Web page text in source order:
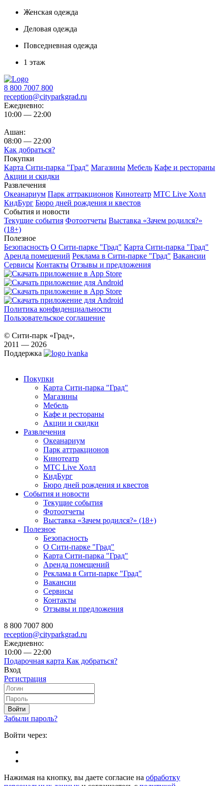
Женская одежда
Деловая одежда
Повседневная одежда
1 этаж
8 800 7007 800
reception@cityparkgrad.ru
Ежедневно:
10:00 — 22:00
Ашан:
08:00 — 22:00
Как добраться?
Покупки
Карта Сити-парка "Град" Магазины Мебель Кафе и рестораны
Акции и скидки
Развлечения
Океанариум Парк аттракционов Кинотеатр МТС Live Холл
КидБург Бюро дней рождения и квестов
События и новости
Текущие события Фотоотчеты Выставка «Зачем родился?»
(18+)
Полезное
Безопасность О Сити-парке "Град" Карта Сити-парка "Град"
Аренда помещений Реклама в Сити-парке "Град" Вакансии
Сервисы Контакты Отзывы и предложения
Политика конфиденциальности
Пользовательское соглашение
© Сити-парк «Град»,
2011 — 2026
Поддержка
Покупки
Карта Сити-парка "Град"
Магазины
Мебель
Кафе и рестораны
Акции и скидки
Развлечения
Океанариум
Парк аттракционов
Кинотеатр
МТС Live Холл
КидБург
Бюро дней рождения и квестов
События и новости
Текущие события
Фотоотчеты
Выставка «Зачем родился?» (18+)
Полезное
Безопасность
О Сити-парке "Град"
Карта Сити-парка "Град"
Аренда помещений
Реклама в Сити-парке "Град"
Вакансии
Сервисы
Контакты
Отзывы и предложения
8 800 7007 800
reception@cityparkgrad.ru
Ежедневно:
10:00 — 22:00
Подарочная карта Как добраться?
Вход
Регистрация
Войти
Забыли пароль?
Войти через:
Нажимая на кнопку, вы даете согласие на обработку